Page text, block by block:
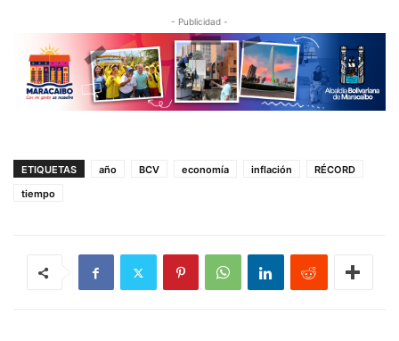
- Publicidad -
ETIQUETAS año BCV economía inflación
RÉCORD
tiempo